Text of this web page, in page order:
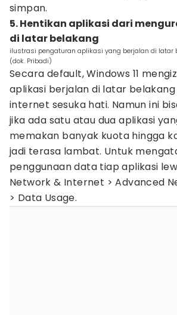
simpan.
5. Hentikan aplikasi dari
di latar belakang
ilustrasi pengaturan aplikasi yang berjalan di latar
(dok. Pribadi)
Secara default, Windows 11
aplikasi berjalan di latar
internet sesuka hati. Namun ini
jika ada satu atau dua aplikasi
memakan banyak kuota hingga
jadi terasa lambat. Untuk
penggunaan data tiap aplikasi
Network & Internet > Advanced
> Data Usage.